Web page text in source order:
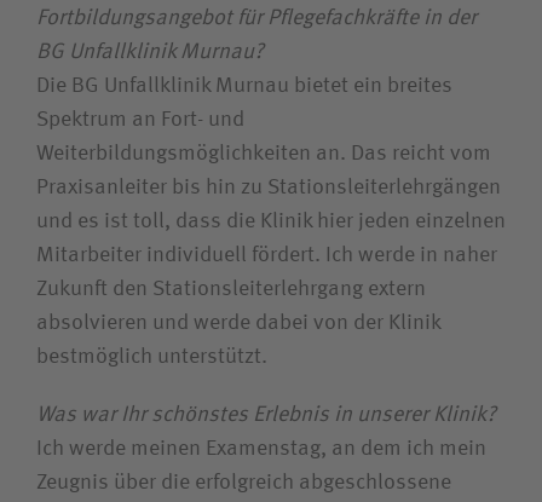
Fortbildungsangebot für Pflegefachkräfte in der
BG Unfallklinik Murnau?
Die BG Unfallklinik Murnau bietet ein breites
Spektrum an Fort- und
Weiterbildungsmöglichkeiten an. Das reicht vom
Praxisanleiter bis hin zu Stationsleiterlehrgängen
und es ist toll, dass die Klinik hier jeden einzelnen
Mitarbeiter individuell fördert. Ich werde in naher
Zukunft den Stationsleiterlehrgang extern
absolvieren und werde dabei von der Klinik
bestmöglich unterstützt.
Was war Ihr schönstes Erlebnis in unserer Klinik?
Ich werde meinen Examenstag, an dem ich mein
Zeugnis über die erfolgreich abgeschlossene